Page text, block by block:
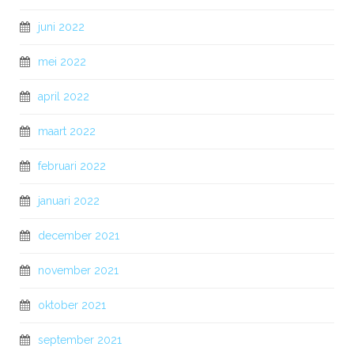
juni 2022
mei 2022
april 2022
maart 2022
februari 2022
januari 2022
december 2021
november 2021
oktober 2021
september 2021